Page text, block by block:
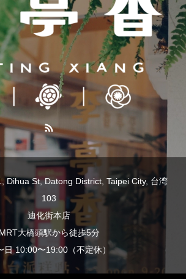
Dihua St, Datong District, Taipei City, 台湾
103
迪化街本店
MRT大橋頭駅から徒歩5分
日 10:00〜19:00（不定休）